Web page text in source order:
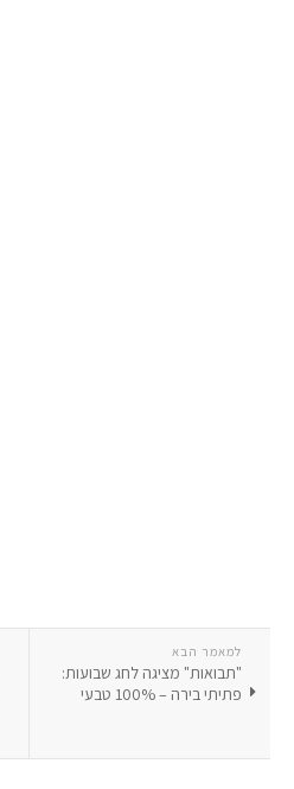
למאמר הבא
"תבואות" מציגה לחג שבועות:
פתיתי בירה – 100% טבעי